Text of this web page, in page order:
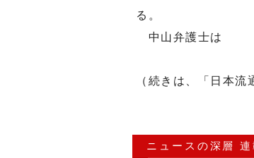
る。
中山弁護士は
（続きは、「日本
ニュースの深層 連